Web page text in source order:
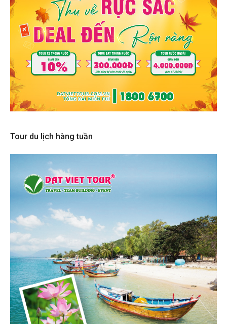
Tour du lịch hàng tuần